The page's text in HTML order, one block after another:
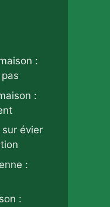
:
:
évier
:
: